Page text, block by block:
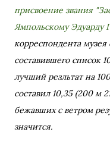
присвоение звания
Ямпольскому Эдуарду
корреспондента музея
составившего список
лучший резльтат на
составил 10,35 (200 м
бежавших с ветром
значится.